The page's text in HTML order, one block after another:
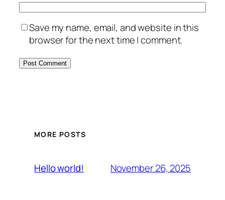
Save my name, email, and website in this
browser for the next time I comment.
MORE POSTS
Hello world! November 26, 2025